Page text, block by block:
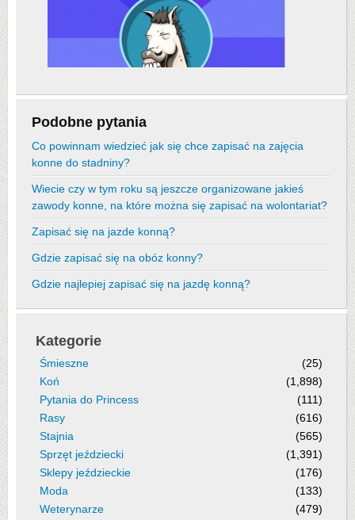
Podobne pytania
Co powinnam wiedzieć jak się chce zapisać na zajęcia
konne do stadniny?
Wiecie czy w tym roku są jeszcze organizowane jakieś
zawody konne, na które można się zapisać na wolontariat?
Zapisać się na jazde konną?
Gdzie zapisać się na obóz konny?
Gdzie najlepiej zapisać się na jazdę konną?
Kategorie
Śmieszne
(25)
Koń
(1,898)
Pytania do Princess
(111)
Rasy
(616)
Stajnia
(565)
Sprzęt jeździecki
(1,391)
Sklepy jeździeckie
(176)
Moda
(133)
Weterynarze
(479)